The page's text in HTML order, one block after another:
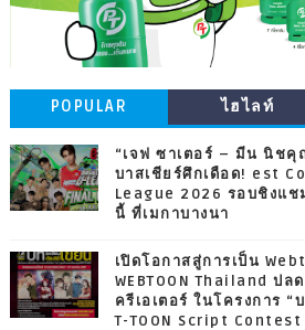
POPULAR ไฮไลท์
“เจฟ ซาเตอร์ – มีน นิช
บาสเชียร์ศึกเดือด! est
League 2026 รอบชิงแ
นี้ ที่เมกาบางนา
เปิดโอกาสสู่การเป็น
WEBTOON Thailand ป
ครีเอเตอร์ ในโครงการ “
T-TOON Script Contest